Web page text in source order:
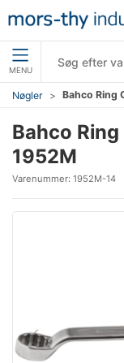
MENU
Nøgler Bahco Ring
Bahco
1952M
Varenummer: 1952M-14